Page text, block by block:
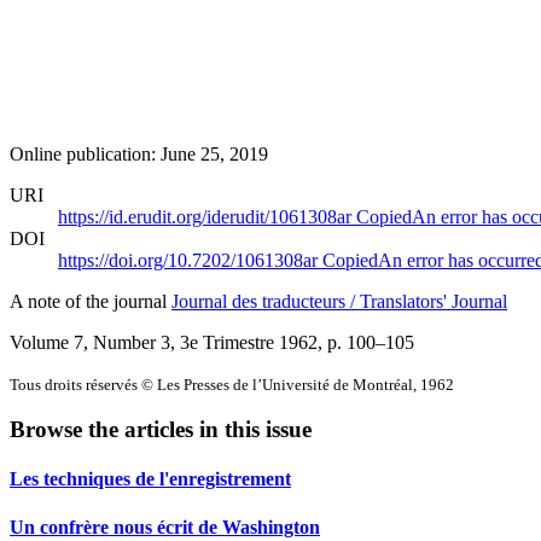
Online publication: June 25, 2019
URI
https://id.erudit.org/iderudit/1061308arCopiedAn error has
DOI
https://doi.org/10.7202/1061308arCopiedAn error has
A note of the journal Journal des traducteurs / Translators' Journal
Volume 7, Number 3, 3e Trimestre 1962, p. 100–105
Tous droits réservés © Les Presses de l’Université de Montréal, 1962
Browse the articles in this issue
Les techniques de l'enregistrement
Un confrère nous écrit de Washington